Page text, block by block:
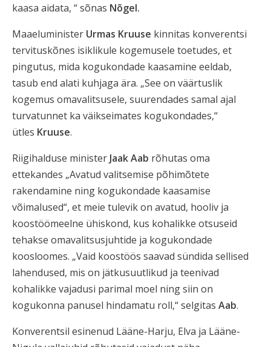
kaasa aidata, “ sõnas Nõgel.
Maaeluminister Urmas Kruuse kinnitas konverentsi
tervituskõnes isiklikule kogemusele toetudes, et
pingutus, mida kogukondade kaasamine eeldab,
tasub end alati kuhjaga ära. „See on väärtuslik
kogemus omavalitsusele, suurendades samal ajal
turvatunnet ka väikseimates kogukondades,“
ütles Kruuse.
Riigihalduse minister Jaak Aab rõhutas oma
ettekandes „Avatud valitsemise põhimõtete
rakendamine ning kogukondade kaasamise
võimalused“, et meie tulevik on avatud, hooliv ja
koostöömeelne ühiskond, kus kohalikke otsuseid
tehakse omavalitsusjuhtide ja kogukondade
koosloomes. „Vaid koostöös saavad sündida sellised
lahendused, mis on jätkusuutlikud ja teenivad
kohalikke vajadusi parimal moel ning siin on
kogukonna panusel hindamatu roll,“ selgitas Aab.
Konverentsil esinenud Lääne-Harju, Elva ja Lääne-